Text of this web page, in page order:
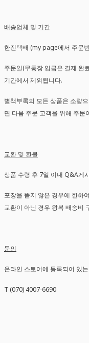
배송업체 및 기간
한진택배 (my page에서 주문
주문일(무통장 입금은 결제 완
기간에서 제외됩니다.
별책부록의 모든 상품은 소량
면 다음 주문 고객을 위해 주문
교환 및 환불
상품 수령 후 7일 이내 Q&A게
포장을 뜯지 않은 경우에 한하
교환이 아닌 경우 왕복 배송비
문의
온라인 스토어에 등록되어 있
T (070) 4007-6690